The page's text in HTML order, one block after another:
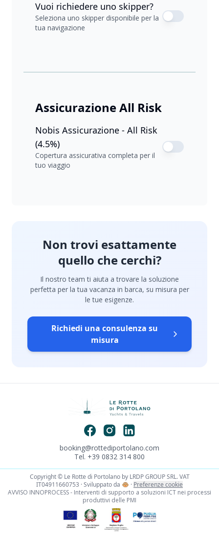
Vuoi richiedere uno skipper?
Seleziona uno skipper disponibile per la
tua navigazione
Assicurazione All Risk
Nobis Assicurazione - All Risk
(4.5%)
Copertura assicurativa completa per il
tuo viaggio
Non trovi esattamente
quello che cerchi?
Il nostro team ti aiuta a trovare la soluzione
perfetta per la tua vacanza in barca, su misura per
le tue esigenze.
Richiedi una consulenza su
misura
booking@rottediportolano.com
Tel. +39 0832 314 800
Copyright © Le Rotte di Portolano by LRDP GROUP SRL. VAT
IT04911660753 · Sviluppato da 🐵 · Preferenze cookie
AVVISO INNOPROCESS - Interventi di supporto a soluzioni ICT nei processi
produttivi delle PMI